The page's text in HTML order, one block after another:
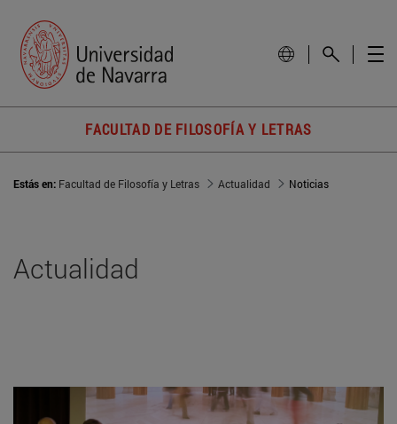
FACULTAD DE FILOSOFÍA Y LETRAS
Estás en: Facultad de Filosofía y Letras Actualidad Noticias
Actualidad